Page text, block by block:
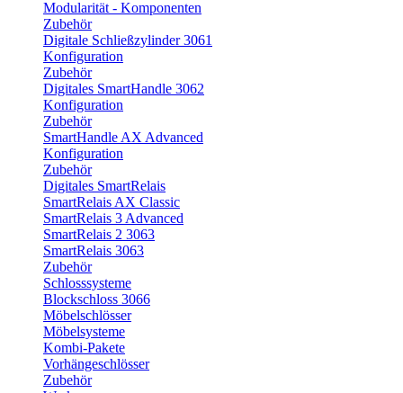
Modularität - Komponenten
Zubehör
Digitale Schließzylinder 3061
Konfiguration
Zubehör
Digitales SmartHandle 3062
Konfiguration
Zubehör
SmartHandle AX Advanced
Konfiguration
Zubehör
Digitales SmartRelais
SmartRelais AX Classic
SmartRelais 3 Advanced
SmartRelais 2 3063
SmartRelais 3063
Zubehör
Schlosssysteme
Blockschloss 3066
Möbelschlösser
Möbelsysteme
Kombi-Pakete
Vorhängeschlösser
Zubehör